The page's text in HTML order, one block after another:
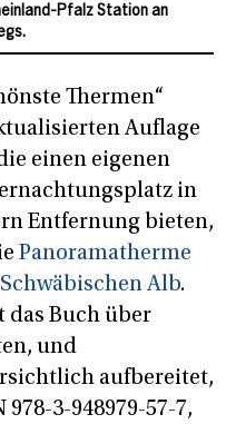
Pfalz Station an
Thermen“
Auflage
einen eigenen
in
Entfernung bieten,
Panoramatherme
Alb.
das Buch über
und
aufbereitet,
3-948979-57-7,